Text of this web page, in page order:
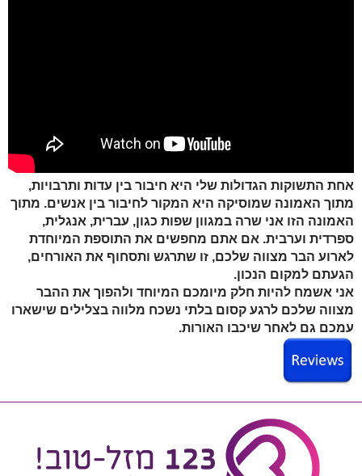
אחת התשוקות הגדולות שלי היא חיבור בין עדות ותרבויות,
מתוך האמונה שמוסיקה היא המקור לחיבור בין אנשים. מתוך
האמונה הזו אני שרה במגוון שפות כגון, עברית, אנגלית,
ספרדית וערבית. ​אם אתם מחפשים את התוספת המיוחדת
לארוע הבר מצווה שלכם, זו שתרגש ותסחוף את האורחים,
הגעתם למקום הנכון.
אני אשמח להיות חלק מיומכם המיוחד ולהפוך את ההבר
מצווה שלכם לרגע קסום בלתי נשכח מלווה בצלילים שישארו
עמכם גם לאחר שיכבו האורות.​